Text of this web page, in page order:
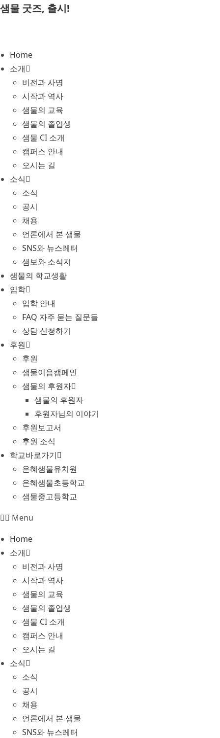
Skip
샘물 굿즈, 출시!
Home
소개
비전과 사명
시작과 역사
샘물의 교육
샘물의 졸업생
샘물 CI 소개
캠퍼스 안내
오시는 길
소식
소식
공시
채용
언론에서 본 샘물
SNS와 뉴스레터
샘보와 소식지
샘물의 학교생활
입학
입학 안내
FAQ 자주 묻는 질문들
상담 신청하기
후원
후원
샘물이음캠페인
샘물의 후원자
샘물의 후원자
후원자님의 이야기
후원보고서
후원 소식
학교바로가기
은혜샘물유치원
은혜샘물초등학교
샘물중고등학교
Menu
Home
소개
비전과 사명
시작과 역사
샘물의 교육
샘물의 졸업생
샘물 CI 소개
캠퍼스 안내
오시는 길
소식
소식
공시
채용
언론에서 본 샘물
SNS와 뉴스레터